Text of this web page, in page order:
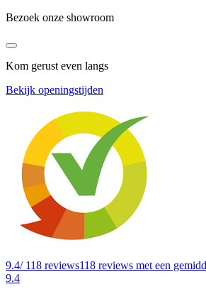
Bezoek onze showroom
Kom gerust even langs
Bekijk openingstijden
9.4/ 118 reviews118 reviews met een
9.4